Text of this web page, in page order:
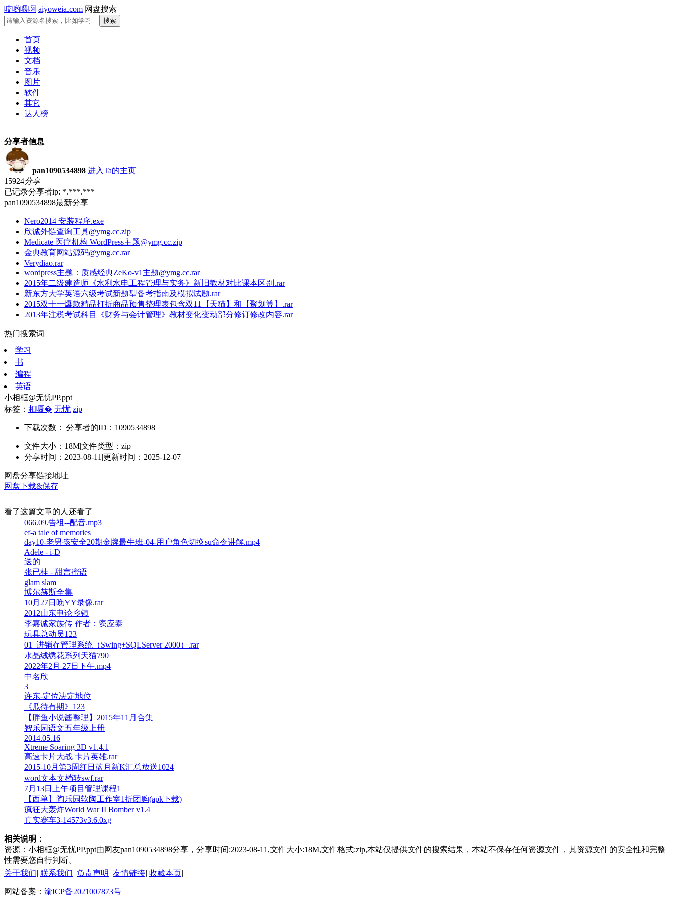
哎哟喂啊 aiyoweia.com 网盘搜索
首页
视频
文档
音乐
图片
软件
其它
达人榜
分享者信息
pan1090534898 进入Ta的主页
15924分享
已记录分享者ip: *.***.***
pan1090534898最新分享
Nero2014 安装程序.exe
欣诚外链查询工具@ymg.cc.zip
Medicate 医疗机构 WordPress主题@ymg.cc.zip
金典教育网站源码@ymg.cc.rar
Verydiao.rar
wordpress主题：质感经典ZeKo-v1主题@ymg.cc.rar
2015年二级建造师《水利水电工程管理与实务》新旧教材对比课本区别.rar
新东方大学英语六级考试新题型备考指南及模拟试题.rar
2015双十一爆款精品打折商品预售整理表包含双11【天猫】和【聚划算】.rar
2013年注税考试科目《财务与会计管理》教材变化变动部分修订修改内容.rar
热门搜索词
学习
书
编程
英语
小相框@无忧PP.ppt
标签： 相嗫� 无忧 zip
下载次数： |分享者的ID：1090534898
文件大小：18M|文件类型：zip
分享时间：2023-08-11 |更新时间：2025-12-07
网盘分享链接地址
网盘下载&保存
看了这篇文章的人还看了
066.09.告祖--配音.mp3
ef-a tale of memories
day10-老男孩安全20期金牌最牛班-04-用户角色切换su命令讲解.mp4
Adele - i-D
送的
张已桂 - 甜言蜜语
glam slam
博尔赫斯全集
10月27日晚YY录像.rar
2012山东申论乡镇
李嘉诚家族传 作者：窦应泰
玩具总动员123
01_进销存管理系统（Swing+SQLServer 2000）.rar
水晶绒绣花系列天猫790
2022年2月 27日下午.mp4
中名欣
3
许东-定位决定地位
《瓜待有期》123
【胖鱼小说酱整理】2015年11月合集
智乐园语文五年级上册
2014.05.16
Xtreme Soaring 3D v1.4.1
高速卡片大战 卡片英雄.rar
2015-10月第3周红日蓝月新K汇总放送1024
word文本文档转swf.rar
7月13日上午项目管理课程1
【西单】陶乐园软陶工作室1折团购(apk下载)
疯狂大轰炸World War II Bomber v1.4
真实赛车3-14573v3.6.0xg
相关说明：
资源：小相框@无忧PP.ppt由网友pan1090534898分享，分享时间:2023-08-11,文件大小:18M,文件格式:zip,本站仅提供文件的搜索结果，本站不保存任何资源文件，其资源文件的安全性和完整
性需要您自行判断。
关于我们| 联系我们| 负责声明 | 友情链接| 收藏本页|
网站备案： 渝ICP备2021007873号